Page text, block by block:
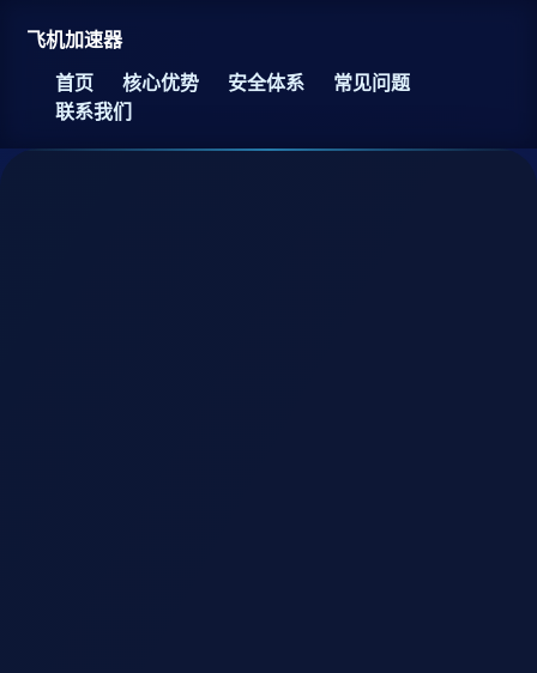
飞机加速器
首页 核心优势 安全体系
常见问题
联系我们